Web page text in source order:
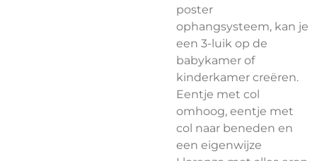
poster
ophangsysteem, kan je
een 3-luik op de
babykamer of
kinderkamer creëren.
Eentje met col
omhoog, eentje met
col naar beneden en
een eigenwijze